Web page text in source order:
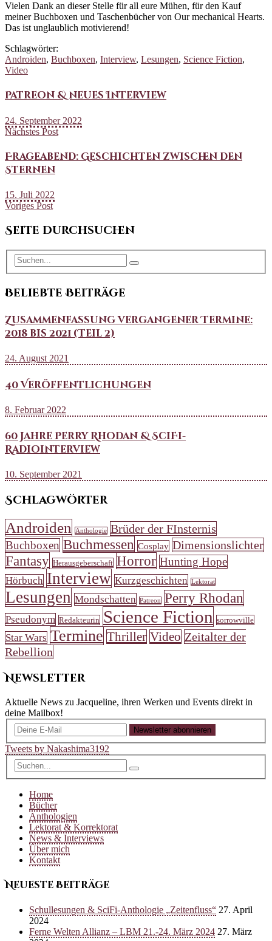
Vielen Dank an dieser Stelle für all eure Mühen, für den Kauf
meiner Buchboxen und Taschenbücher von Our mechanical Hearts.
Das ist unglaublich motivierend!
Schlagwörter:
Androiden, Buchboxen, Interview, Lesungen, Science Fiction,
Video
Patreon & neues Interview
24. September 2022
Nächstes Post
Frageabend: Geschichten zwischen den
Sternen
15. Juli 2022
Voriges Post
Seite durchsuchen
Beliebte Beiträge
Zusammenfassung vergangener Termine:
2018 bis 2021 (Teil 2)
24. August 2021
40 Veröffentlichungen
8. Februar 2022
60 Jahre Perry Rhodan & SciFi-
Radiointerview
10. September 2021
Schlagwörter
Androiden Anthologie Brüder der FInsternis
Buchboxen Buchmessen Cosplay Dimensionslichter
Fantasy Herausgeberschaft Horror Hunting Hope
Hörbuch Interview Kurzgeschichten Lektorat
Lesungen Mondschatten Patreon Perry Rhodan
Pseudonym Redakteurin Science Fiction sorrowville
Star Wars Termine Thriller Video Zeitalter der
Rebellion
Newsletter
Aktuelle News zu Jacqueline, ihren Werken und Events direkt in
deine Mailbox!
Newsletter abonnieren
Tweets by Nakashima3192
Home
Bücher
Anthologien
Lektorat & Korrektorat
News & Interviews
Über mich
Kontakt
Neueste Beiträge
Schullesungen & SciFi-Anthologie „Zeitenfluss“ 27. April
2024
Ferne Welten Allianz – LBM 21.-24. März 2024 27. März